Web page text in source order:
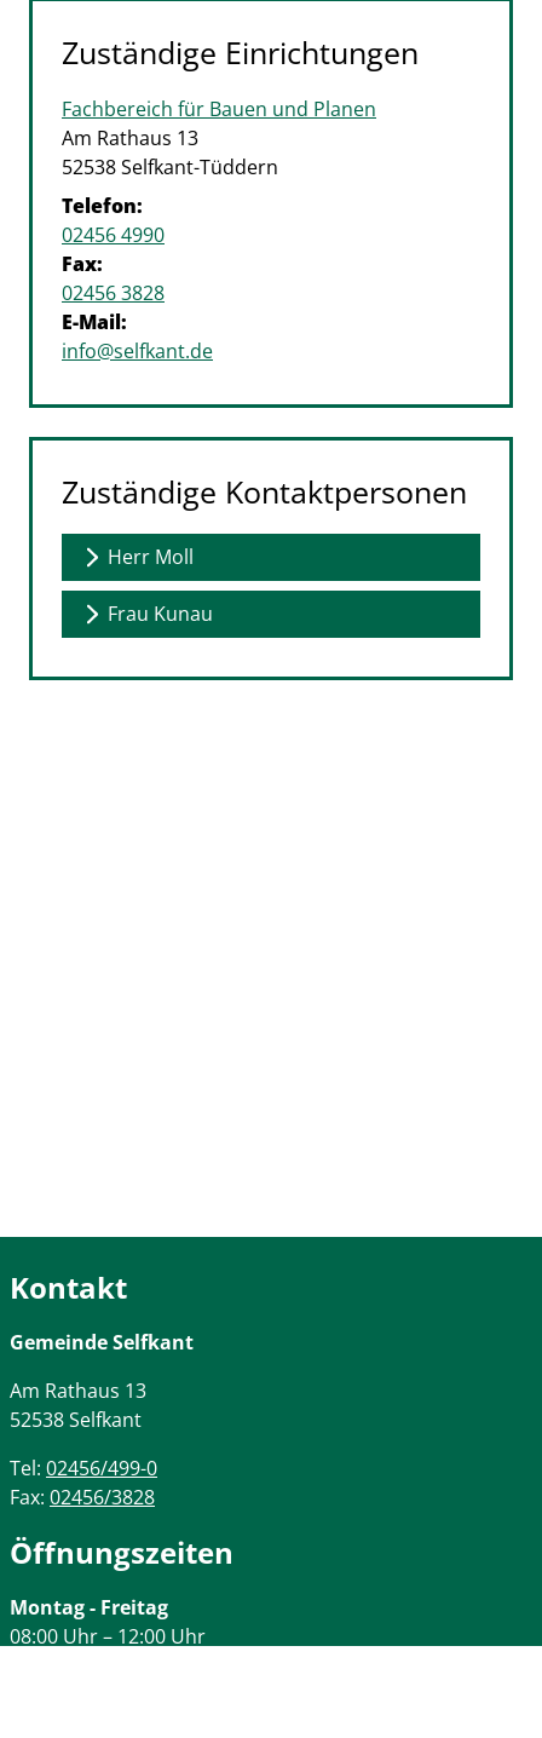
Zuständige Einrichtungen
Fachbereich für Bauen und Planen
Straße:
Am Rathaus Hausnummer:
13
PLZ:
52538Ort:
Selfkant-Tüddern
Telefon:
02456 4990
Fax:
02456 3828
E-Mail:
info@selfkant.de
Zuständige Kontaktpersonen
Herr Moll
Frau Kunau
Kontakt
Gemeinde Selfkant
Am Rathaus 13
52538Selfkant
Tel: 02456/499-0
Fax: 02456/3828
Öffnungszeiten
Montag - Freitag
08:00 Uhr – 12:00 Uhr